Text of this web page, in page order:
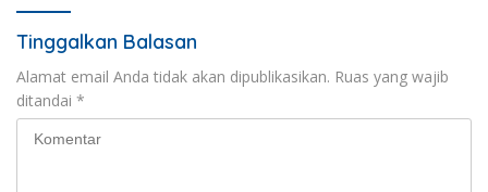
Tinggalkan Balasan
Alamat email Anda tidak akan dipublikasikan. Ruas yang wajib
ditandai *